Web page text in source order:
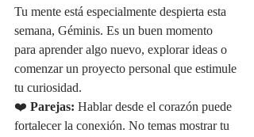
Tu mente está especialmente despierta esta
semana, Géminis. Es un buen momento
para aprender algo nuevo, explorar ideas o
comenzar un proyecto personal que estimule
tu curiosidad.
❤️ Parejas: Hablar desde el corazón puede
fortalecer la conexión. No temas mostrar tu